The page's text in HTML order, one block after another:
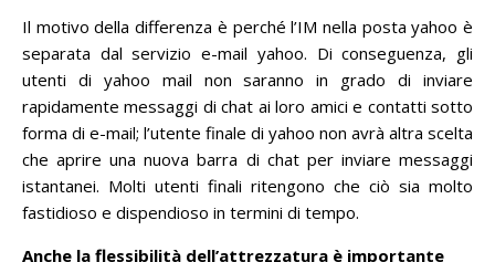
Il motivo della differenza è perché l’IM nella posta yahoo è
separata dal servizio e-mail yahoo. Di conseguenza, gli
utenti di yahoo mail non saranno in grado di inviare
rapidamente messaggi di chat ai loro amici e contatti sotto
forma di e-mail; l’utente finale di yahoo non avrà altra scelta
che aprire una nuova barra di chat per inviare messaggi
istantanei. Molti utenti finali ritengono che ciò sia molto
fastidioso e dispendioso in termini di tempo.
Anche la flessibilità dell’attrezzatura è importante